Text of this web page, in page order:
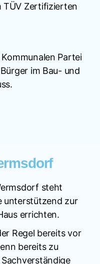
TÜV Zertifizierten
Partei
im Bau- und
steht
unterstützend zur
errichten.
Regel bereits vor
bereits zu